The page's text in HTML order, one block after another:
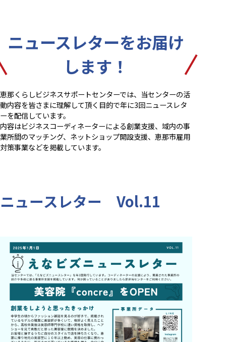
ニュースレターをお届け
します！
恵那くらしビジネスサポートセンターでは、当センターの活
動内容を皆さまに理解して頂く目的で年に3回ニュースレタ
ーを配信しています。
内容はビジネスコーディネーターによる創業支援、域内の事
業所間のマッチング、ネットショップ開設支援、恵那市雇用
対策事業などを掲載しています。
ニュースレター Vol.11